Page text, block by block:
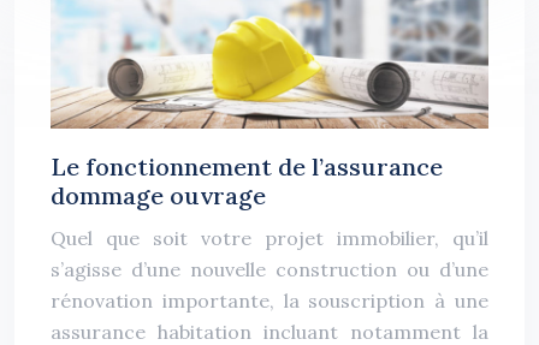
Le fonctionnement de l’assurance
dommage ouvrage
Quel que soit votre projet immobilier, qu’il
s’agisse d’une nouvelle construction ou d’une
rénovation importante, la souscription à une
assurance habitation incluant notamment la